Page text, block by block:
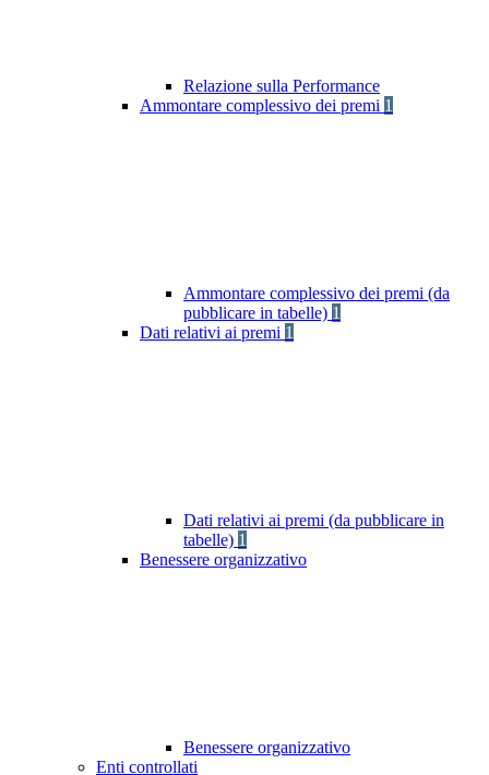
Relazione sulla Performance
Ammontare complessivo dei premi 1
Ammontare complessivo dei premi (da
pubblicare in tabelle) 1
Dati relativi ai premi 1
Dati relativi ai premi (da pubblicare in
tabelle) 1
Benessere organizzativo
Benessere organizzativo
Enti controllati